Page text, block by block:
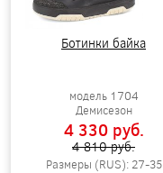
Ботинки байка
модель 1704
Демисезон
4 330 pуб.
4 810 pуб.
Размеры (RUS): 27-35